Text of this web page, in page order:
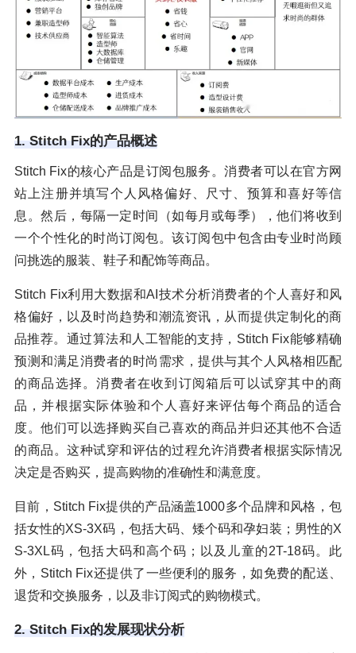
1. Stitch Fix的产品概述
Stitch Fix的核心产品是订阅包服务。消费者可以在官方网
站上注册并填写个人风格偏好、尺寸、预算和喜好等信
息。然后，每隔一定时间（如每月或每季），他们将收到
一个个性化的时尚订阅包。该订阅包中包含由专业时尚顾
问挑选的服装、鞋子和配饰等商品。
Stitch Fix利用大数据和AI技术分析消费者的个人喜好和风
格偏好，以及时尚趋势和潮流资讯，从而提供定制化的商
品推荐。通过算法和人工智能的支持，Stitch Fix能够精确
预测和满足消费者的时尚需求，提供与其个人风格相匹配
的商品选择。消费者在收到订阅箱后可以试穿其中的商
品，并根据实际体验和个人喜好来评估每个商品的适合
度。他们可以选择购买自己喜欢的商品并归还其他不合适
的商品。这种试穿和评估的过程允许消费者根据实际情况
决定是否购买，提高购物的准确性和满意度。
目前，Stitch Fix提供的产品涵盖1000多个品牌和风格，包
括女性的XS-3X码，包括大码、矮个码和孕妇装；男性的X
S-3XL码，包括大码和高个码；以及儿童的2T-18码。此
外，Stitch Fix还提供了一些便利的服务，如免费的配送、
退货和交换服务，以及非订阅式的购物模式。
2. Stitch Fix的发展现状分析